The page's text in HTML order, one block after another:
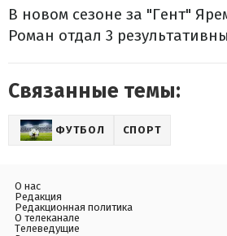
В новом сезоне за "Гент"
Роман отдал 3
Связанные темы:
ФУТБОЛ СПОРТ
О нас
Редакция
Редакционная политика
О телеканале
Телеведущие